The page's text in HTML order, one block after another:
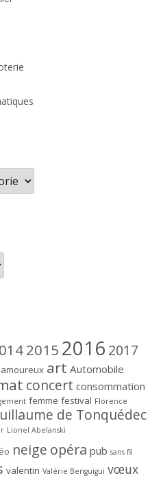
2015 2016 2017
amoureux art Automobile
concert consommation
femme festival Florence
de Tonquédec
Lionel Abelanski
neige opéra pub sans fil
valentin Valérie Benguigui vœux